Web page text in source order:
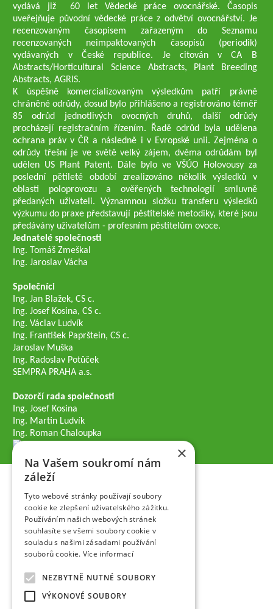
vydává již 60 let Vědecké práce ovocnářské. Časopis
uveřejňuje původní vědecké práce z odvětví ovocnářství. Je
recenzovaným časopisem zařazeným do Seznamu
recenzovaných neimpaktovaných časopisů (periodik)
vydávaných v České republice. Je citován v CA B
Abstracts/Horticultural Science Abstracts, Plant Breeding
Abstracts, AGRIS.
K úspěšně komercializovaným výsledkům patří právně
chráněné odrůdy, dosud bylo přihlášeno a registrováno téměř
85 odrůd jednotlivých ovocných druhů, další odrůdy
procházejí registračním řízením. Řadě odrůd byla udělena
ochrana práv v ČR a následně i v Evropské unii. Zejména o
odrůdy třešní je ve světě velký zájem, dvěma odrůdám byl
udělen US Plant Patent. Dále bylo ve VŠÚO Holovousy za
poslední pětileté období zrealizováno několik výsledků v
oblasti poloprovozu a ověřených technologií smluvně
předaných uživateli. Významnou složku transferu výsledků
výzkumu do praxe představují pěstitelské metodiky, které jsou
předávány uživatelům - profesním pěstitelům ovoce.
Jednatelé společnosti
Ing. Tomáš Zmeškal
Ing. Jaroslav Vácha
Společníci
Ing. Jan Blažek, CS c.
Ing. Josef Kosina, CS c.
Ing. Václav Ludvík
Ing. František Paprštein, CS c.
Jaroslav Muška
Ing. Radoslav Potůček
SEMPRA PRAHA a.s.
Dozorčí rada společnosti
Ing. Josef Kosina
Ing. Martin Ludvík
Ing. Roman Chaloupka
×
Na Vašem soukromí nám
záleží
Tyto webové stránky používají soubory
cookie ke zlepšení uživatelského zážitku.
Používáním našich webových stránek
souhlasíte se všemi soubory cookie v
souladu s našimi zásadami používání
souborů cookie. Více informací
NEZBYTNĚ NUTNÉ SOUBORY
VÝKONOVÉ SOUBORY